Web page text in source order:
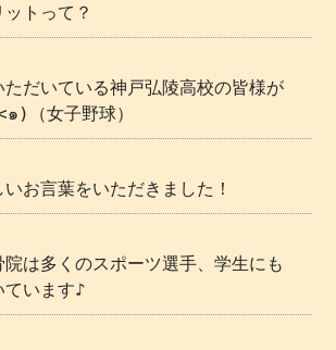
トって？
ただいている神戸弘陵高校の皆様が
)（女子野球）
お言葉をいただきました！
は多くのスポーツ選手、学生にも
ています♪